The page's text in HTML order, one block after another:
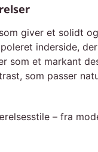
giver et solidt
inderside,
som et markant
som passer
– fra